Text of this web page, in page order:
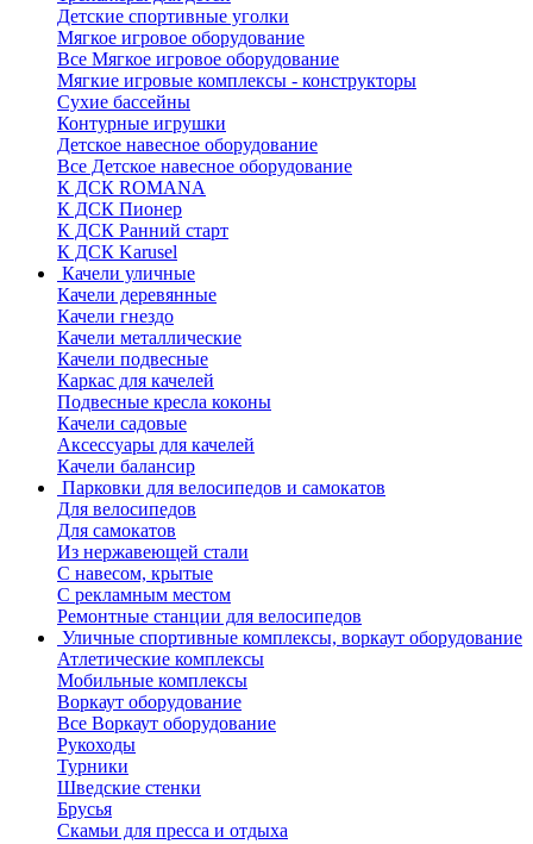
Детские спортивные уголки
Мягкое игровое оборудование
Все Мягкое игровое оборудование
Мягкие игровые комплексы - конструкторы
Сухие бассейны
Контурные игрушки
Детское навесное оборудование
Все Детское навесное оборудование
К ДСК ROMANA
К ДСК Пионер
К ДСК Ранний старт
К ДСК Karusel
Качели уличные
Качели деревянные
Качели гнездо
Качели металлические
Качели подвесные
Каркас для качелей
Подвесные кресла коконы
Качели садовые
Аксессуары для качелей
Качели балансир
Парковки для велосипедов и самокатов
Для велосипедов
Для самокатов
Из нержавеющей стали
С навесом, крытые
С рекламным местом
Ремонтные станции для велосипедов
Уличные спортивные комплексы, воркаут оборудование
Атлетические комплексы
Мобильные комплексы
Воркаут оборудование
Все Воркаут оборудование
Рукоходы
Турники
Шведские стенки
Брусья
Скамьи для пресса и отдыха